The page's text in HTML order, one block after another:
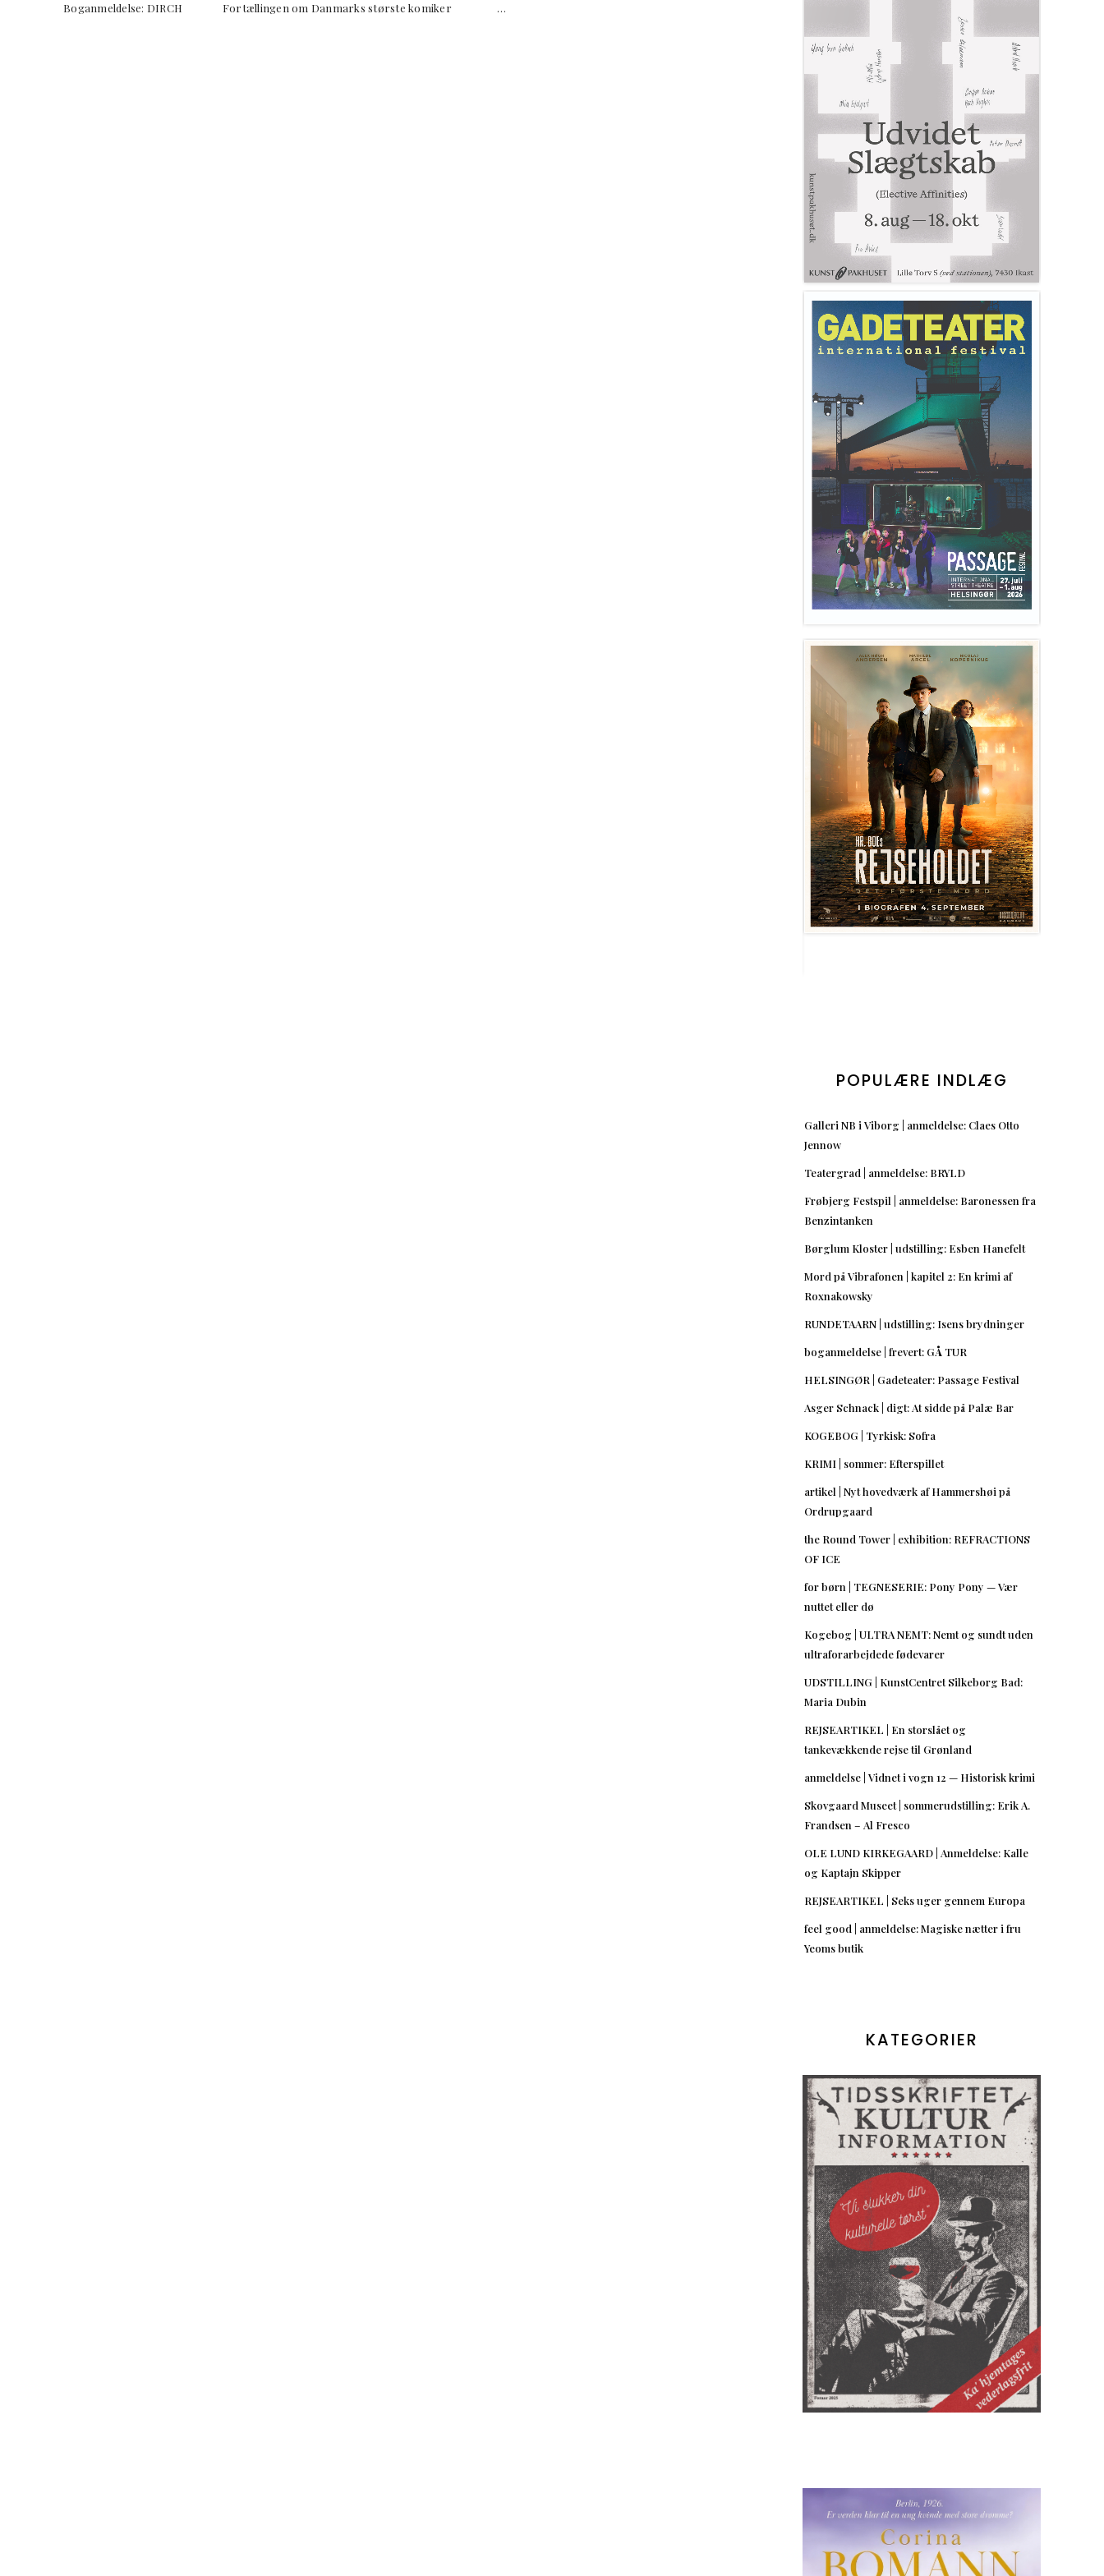
Boganmeldelse: DIRCH Fortællingen om Danmarks største komiker …
POPULÆRE INDLÆG
Galleri NB i Viborg | anmeldelse: Claes Otto
Jennow
Teatergrad | anmeldelse: BRYLD
Frøbjerg Festspil | anmeldelse: Baronessen fra
Benzintanken
Børglum Kloster | udstilling: Esben Hanefelt
Mord på Vibrafonen | kapitel 2: En krimi af
Roxnakowsky
RUNDETAARN | udstilling: Isens brydninger
boganmeldelse | frevert: GÅ TUR
HELSINGØR | Gadeteater: Passage Festival
Asger Schnack | digt: At sidde på Palæ Bar
KOGEBOG | Tyrkisk: Sofra
KRIMI | sommer: Efterspillet
artikel | Nyt hovedværk af Hammershøi på
Ordrupgaard
the Round Tower | exhibition: REFRACTIONS
OF ICE
for børn | TEGNESERIE: Pony Pony — Vær
nuttet eller dø
Kogebog | ULTRA NEMT: Nemt og sundt uden
ultraforarbejdede fødevarer
UDSTILLING | KunstCentret Silkeborg Bad:
Maria Dubin
REJSEARTIKEL | En storslået og
tankevækkende rejse til Grønland
anmeldelse | Vidnet i vogn 12 — Historisk krimi
Skovgaard Museet | sommerudstilling: Erik A.
Frandsen – Al Fresco
OLE LUND KIRKEGAARD | Anmeldelse: Kalle
og Kaptajn Skipper
REJSEARTIKEL | Seks uger gennem Europa
feel good | anmeldelse: Magiske nætter i fru
Yeoms butik
KATEGORIER